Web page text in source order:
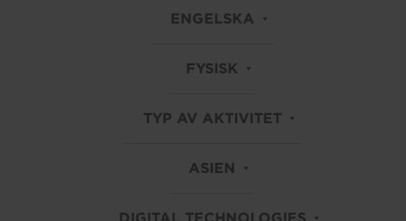
ENGELSKA
FYSISK
TYP AV AKTIVITET
ASIEN